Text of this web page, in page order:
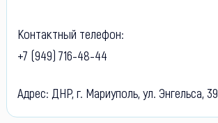
Контактный телефон:
+7 (949) 716-48-44
Адрес: ДНР, г. Мариуполь, ул. Энгельса, 39